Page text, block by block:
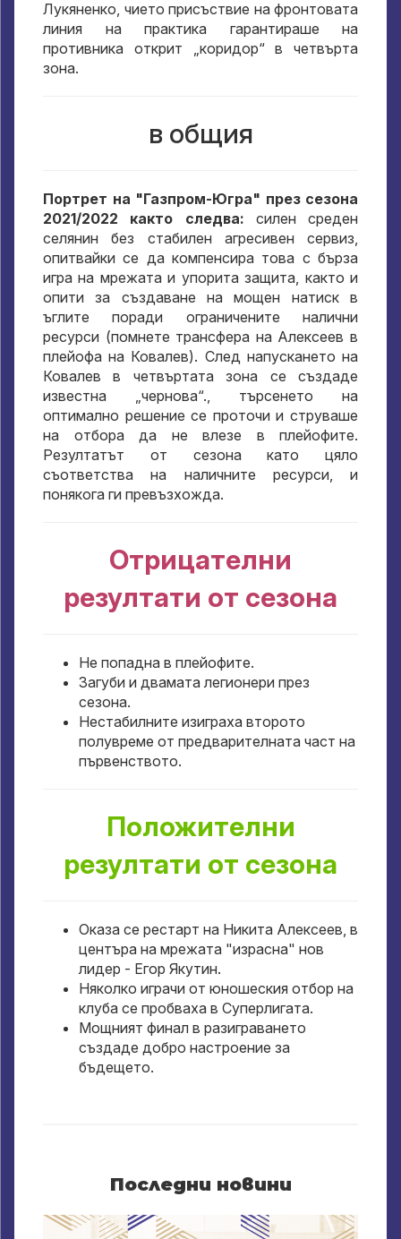
Лукяненко, чието присъствие на фронтовата
линия на практика гарантираше на
противника открит „коридор“ в четвърта
зона.
в общия
Портрет на "Газпром-Югра" през сезона
2021/2022 както следва: силен среден
селянин без стабилен агресивен сервиз,
опитвайки се да компенсира това с бърза
игра на мрежата и упорита защита, както и
опити за създаване на мощен натиск в
ъглите поради ограничените налични
ресурси (помнете трансфера на Алексеев в
плейофа на Ковалев). След напускането на
Ковалев в четвъртата зона се създаде
известна „чернова“., търсенето на
оптимално решение се проточи и струваше
на отбора да не влезе в плейофите.
Резултатът от сезона като цяло
съответства на наличните ресурси, и
понякога ги превъзхожда.
Отрицателни
резултати от сезона
Не попадна в плейофите.
Загуби и двамата легионери през
сезона.
Нестабилните изиграха второто
полувреме от предварителната част на
първенството.
Положителни
резултати от сезона
Оказа се рестарт на Никита Алексеев, в
центъра на мрежата "израсна" нов
лидер - Егор Якутин.
Няколко играчи от юношеския отбор на
клуба се пробваха в Суперлигата.
Мощният финал в разиграването
създаде добро настроение за
бъдещето.
Последни новини